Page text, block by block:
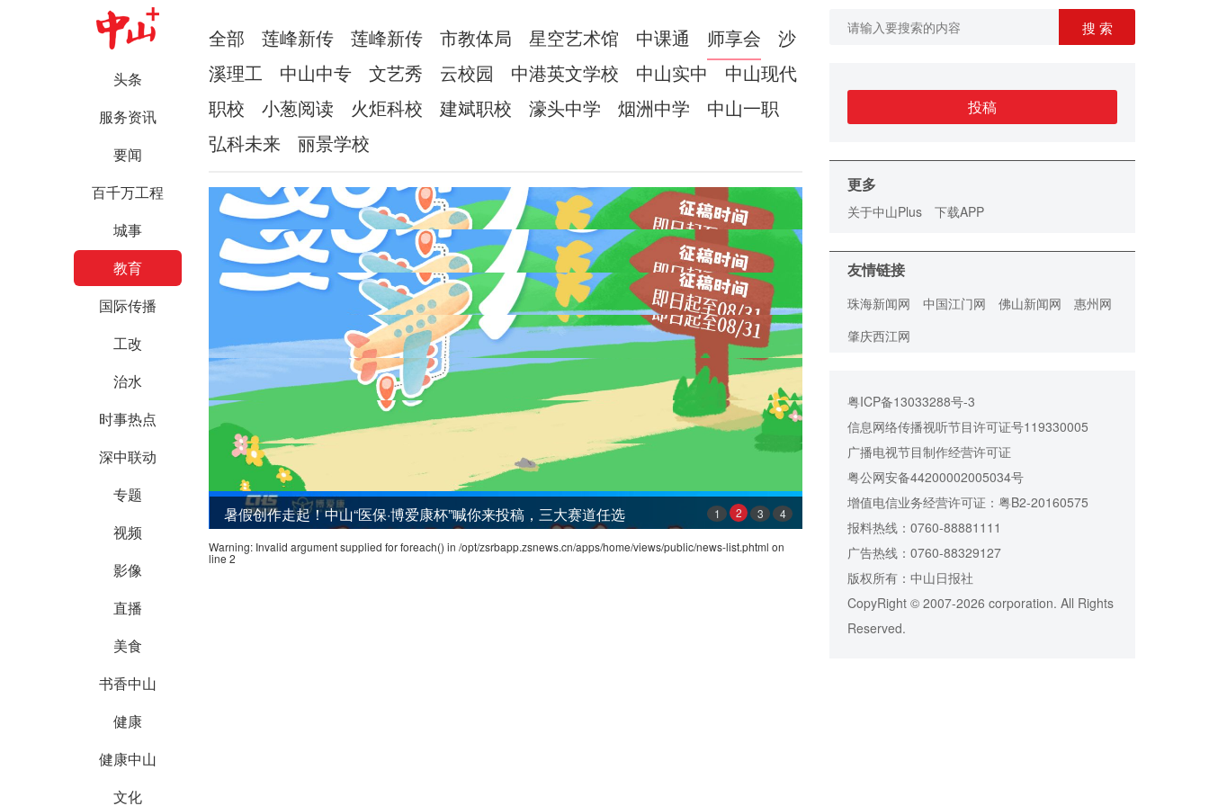
头条
服务资讯
要闻
百千万工程
城事
教育
国际传播
工改
治水
时事热点
深中联动
专题
视频
影像
直播
美食
书香中山
健康
健康中山
文化
全部 莲峰新传 莲峰新传 市教体局 星空艺术馆 中课通 师享会
沙
溪理工
中山中专 文艺秀 云校园 中港英文学校 中山实中
中山现代
职校
小葱阅读 火炬科校 建斌职校 濠头中学 烟洲中学
中山一职
弘科未来
丽景学校
暑假创作走起！中山“医保·博爱康杯”喊你来投稿，三大赛道任选 1 2 3 4
Warning: Invalid argument supplied for foreach() in /opt/zsrbapp.zsnews.cn/apps/home/views/public/news-list.phtml on
line 2
搜 索
投稿
更多
关于中山Plus 下载APP
友情链接
珠海新闻网 中国江门网 佛山新闻网
惠州网
肇庆西江网
粤ICP备13033288号-3
信息网络传播视听节目许可证号119330005
广播电视节目制作经营许可证
粤公网安备44200002005034号
增值电信业务经营许可证：粤B2-20160575
报料热线：0760-88881111
广告热线：0760-88329127
版权所有：中山日报社
CopyRight © 2007-2026 corporation. All Rights
Reserved.